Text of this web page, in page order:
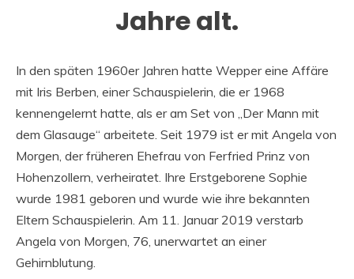
Jahre alt.
In den späten 1960er Jahren hatte Wepper eine Affäre
mit Iris Berben, einer Schauspielerin, die er 1968
kennengelernt hatte, als er am Set von „Der Mann mit
dem Glasauge“ arbeitete. Seit 1979 ist er mit Angela von
Morgen, der früheren Ehefrau von Ferfried Prinz von
Hohenzollern, verheiratet. Ihre Erstgeborene Sophie
wurde 1981 geboren und wurde wie ihre bekannten
Eltern Schauspielerin. Am 11. Januar 2019 verstarb
Angela von Morgen, 76, unerwartet an einer
Gehirnblutung.